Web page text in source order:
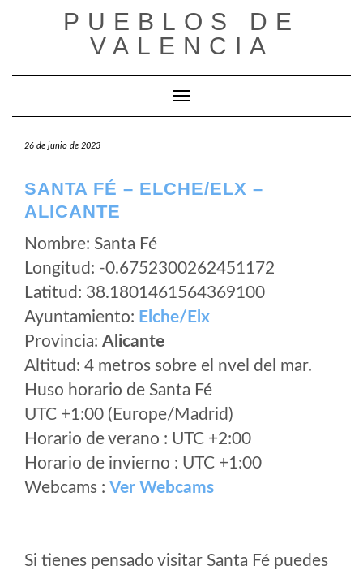
PUEBLOS DE
VALENCIA
Cambiar modo de navegación
26 de junio de 2023
SANTA FÉ – ELCHE/ELX –
ALICANTE
Nombre: Santa Fé
Longitud: -0.6752300262451172
Latitud: 38.1801461564369100
Ayuntamiento: Elche/Elx
Provincia: Alicante
Altitud: 4 metros sobre el nvel del mar.
Huso horario de Santa Fé
UTC +1:00 (Europe/Madrid)
Horario de verano : UTC +2:00
Horario de invierno : UTC +1:00
Webcams : Ver Webcams
Si tienes pensado visitar Santa Fé puedes